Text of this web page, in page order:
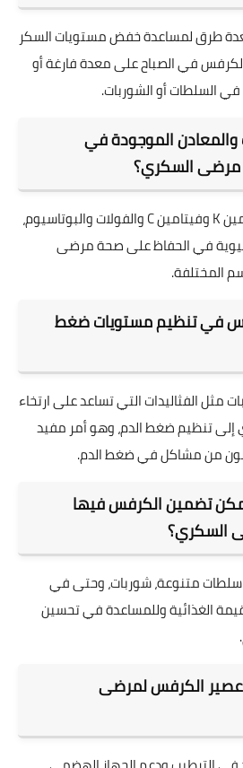
طرق لمساعدة خفض مستويات السكر
في الصباح على معدة فارغة أو
السلطات أو الشوربات.
والمعادن الموجودة في
مرضى السكري؟
الكرفس مصدر غني بفيتامين K وفيتامين C والفولات والبوتاسيوم،
حيوية في الحفاظ على صحة مرضى
المختلفة.
في تنظيم مستويات ضغط
الفثاليدات التي تساعد على ارتخاء
إلى تنظيم ضغط الدم، وهو أمر مفيد
من مشاكل في ضغط الدم.
تضمين الكرفس فيها
السكري؟
متنوعة، شوربات، وحتى في
الغذائية وللمساعدة في تحسين
الكرفس لمرضى